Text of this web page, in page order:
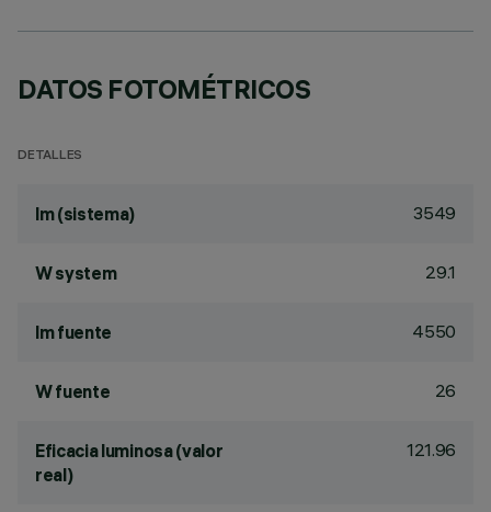
DATOS FOTOMÉTRICOS
DETALLES
lm (sistema) 3549
W system 29.1
lm fuente 4550
W fuente 26
Eficacia luminosa (valor
real)
121.96